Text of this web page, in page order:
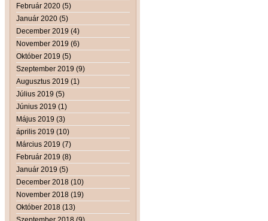
Február 2020 (5)
Január 2020 (5)
December 2019 (4)
November 2019 (6)
Október 2019 (5)
Szeptember 2019 (9)
Augusztus 2019 (1)
Július 2019 (5)
Június 2019 (1)
Május 2019 (3)
április 2019 (10)
Március 2019 (7)
Február 2019 (8)
Január 2019 (5)
December 2018 (10)
November 2018 (19)
Október 2018 (13)